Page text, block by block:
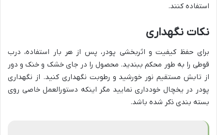
استفاده کنند.
نکات نگهداری
برای حفظ کیفیت و اثربخشی پودر، پس از هر بار استفاده، درب
قوطی را به طور محکم ببندید. محصول را در جای خشک و خنک و دور
از تابش مستقیم نور خورشید و رطوبت نگهداری کنید. از نگهداری
پودر در یخچال خودداری نمایید مگر اینکه دستورالعمل خاصی روی
بسته بندی ذکر شده باشد.